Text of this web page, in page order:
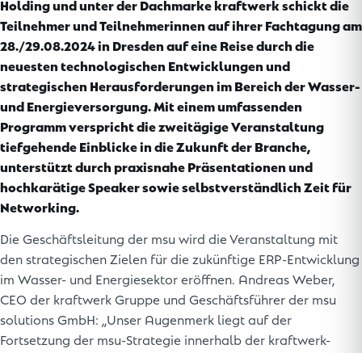
Holding und unter der Dachmarke kraftwerk schickt die
Teilnehmer und Teilnehmerinnen auf ihrer Fachtagung am
28./29.08.2024 in Dresden auf eine Reise durch die
neuesten technologischen Entwicklungen und
strategischen Herausforderungen im Bereich der Wasser-
und Energieversorgung. Mit einem umfassenden
Programm verspricht die zweitägige Veranstaltung
tiefgehende Einblicke in die Zukunft der Branche,
unterstützt durch praxisnahe Präsentationen und
hochkarätige Speaker sowie selbstverständlich Zeit für
Networking.
Die Geschäftsleitung der msu wird die Veranstaltung mit
den strategischen Zielen für die zukünftige ERP-Entwicklung
im Wasser- und Energiesektor eröffnen. Andreas Weber,
CEO der kraftwerk Gruppe und Geschäftsführer der msu
solutions GmbH: „Unser Augenmerk liegt auf der
Fortsetzung der msu-Strategie innerhalb der kraftwerk-